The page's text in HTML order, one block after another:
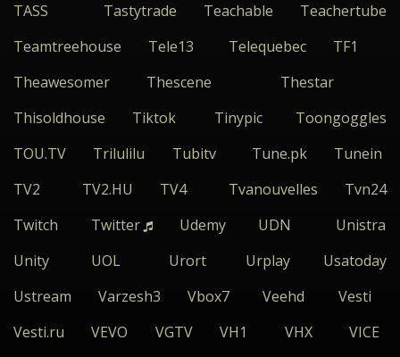
TASS
Tastytrade Teachable
Teachertube
Teamtreehouse
Tele13 Telequebec
TF1
Theawesomer
Thescene
Thestar
Thisoldhouse
Tiktok Tinypic
Toongoggles
TOU.TV
Trilulilu Tubitv Tune.pk
Tunein
TV2
TV2.HU TV4 Tvanouvelles
Tvn24
Twitch
Twitter Udemy UDN
Unistra
Unity
UOL Urort Urplay
Usatoday
Ustream
Varzesh3 Vbox7 Veehd
Vesti
Vesti.ru
VEVO VGTV VH1 VHX
VICE